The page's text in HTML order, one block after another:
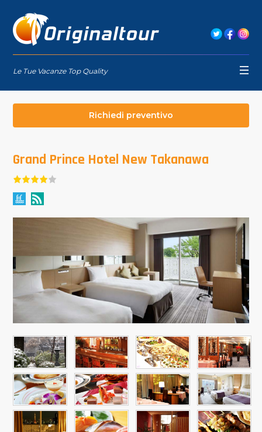
Le Tue Vacanze Top Quality
Richiedi preventivo
Grand Prince Hotel New Takanawa